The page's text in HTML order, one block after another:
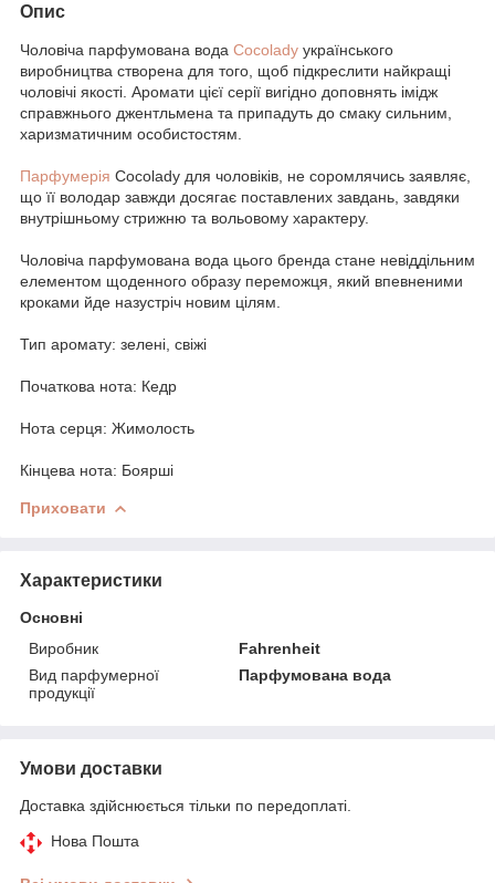
Опис
Чоловіча парфумована вода Cocolady українського
виробництва створена для того, щоб підкреслити найкращі
чоловічі якості. Аромати цієї серії вигідно доповнять імідж
справжнього джентльмена та припадуть до смаку сильним,
харизматичним особистостям.
Парфумерія Cocolady для чоловіків, не соромлячись заявляє,
що її володар завжди досягає поставлених завдань, завдяки
внутрішньому стрижню та вольовому характеру.
Чоловіча парфумована вода цього бренда стане невіддільним
елементом щоденного образу переможця, який впевненими
кроками йде назустріч новим цілям.
Тип аромату: зелені, свіжі
Початкова нота: Кедр
Нота серця: Жимолость
Кінцева нота: Боярші
Приховати
Характеристики
Основні
Виробник
Fahrenheit
Вид парфумерної
продукції
Парфумована вода
Умови доставки
Доставка здійснюється тільки по передоплаті.
Нова Пошта